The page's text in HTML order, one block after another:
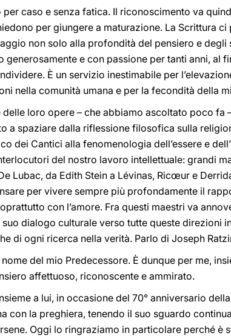
caso e senza fatica. Il riconoscimento va
per giungere a maturazione. La Scrittura
non solo alla profondità del pensiero e
e con passione per tanti anni, al
È un servizio inestimabile per
nella comunità umana e per la fecondità della
loro opere – che abbiamo ascoltato poco fa
a spaziare dalla riflessione filosofica sulla
dei Cantici alla fenomenologia dell’essere e
del nostro lavoro intellettuale: grandi
Lubac, da Edith Stein a Lévinas, Ricœur e
per vivere sempre più profondamente il
con l’amore. Fra questi maestri va
dialogo culturale verso tutte queste direzioni
di ogni ricerca nella verità. Parlo di Joseph
del mio Predecessore. È dunque per me,
affettuoso, riconoscente e ammirato.
a lui, in occasione del 70° anniversario
con la preghiera, tenendo il suo sguardo
Oggi lo ringraziamo in particolare perché è